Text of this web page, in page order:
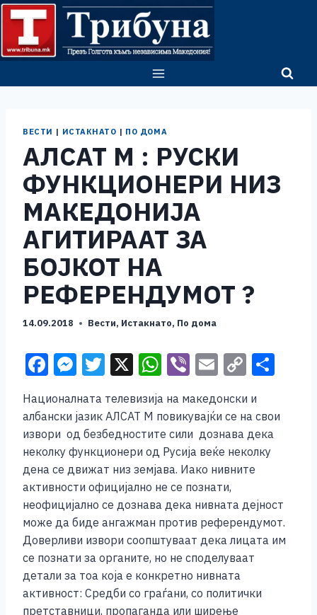
Skip
content
ВЕСТИ | ИСТАКНАТО | ПО ДОМА
АЛСАТ М : РУСКИ
ФУНКЦИОНЕРИ НИЗ
МАКЕДОНИЈА
АГИТИРААТ ЗА
БОЈКОТ НА
РЕФЕРЕНДУМОТ ?
14.09.2018 Вести, Истакнато, По дома
F
c
e
b
o
o
k
M
ss
e
n
g
er
T
tt
er
X W
at
s
A
p
p
Vi
er
E
ai
l
C
p
y
Li
n
k
ar
Националната телевизија на македонски и
албански јазик АЛСАТ М повикувајќи се на свои
извори од безбедностите сили дознава дека
неколку функционери од Русија веќе неколку
дена се движат низ земјава. Иако нивните
активности официјално не се познати,
неофицијално се дознава дека нивната дејност
може да биде ангажман против референдумот.
Доверливи извори соопштуваат дека лицата им
се познати за органите, но не споделуваат
детали за тоа која е конкретно нивната
активност: Средби со граѓани, со политички
претставници, пропаганда или ширење